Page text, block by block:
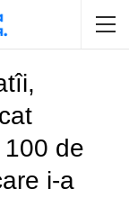
de
i-a